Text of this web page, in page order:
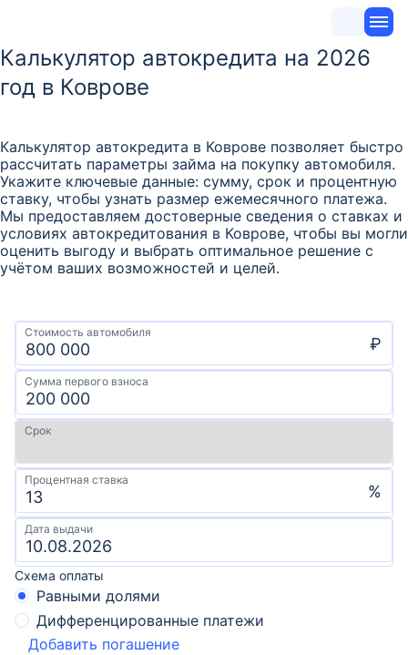
Калькулятор автокредита на 2026
год в Коврове
Калькулятор автокредита в Коврове позволяет быстро
рассчитать параметры займа на покупку автомобиля.
Укажите ключевые данные: сумму, срок и процентную
ставку, чтобы узнать размер ежемесячного платежа.
Мы предоставляем достоверные сведения о ставках и
условиях автокредитования в Коврове, чтобы вы могли
оценить выгоду и выбрать оптимальное решение с
учётом ваших возможностей и целей.
Стоимость автомобиля
₽
Сумма первого взноса
Срок
Процентная ставка
%
Дата выдачи
Схема оплаты
Равными долями
Дифференцированные платежи
Добавить погашение